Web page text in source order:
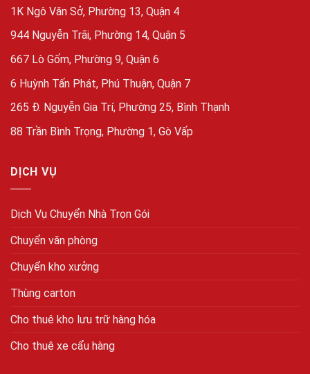
1K Ngô Văn Sở, Phường 13, Quận 4
944 Nguyễn Trãi, Phường 14, Quận 5
667 Lò Gốm, Phường 9, Quận 6
6 Huỳnh Tấn Phát, Phú Thuận, Quận 7
265 Đ. Nguyễn Gia Trí, Phường 25, Bình Thạnh
88 Trần Bình Trọng, Phường 1, Gò Vấp
DỊCH VỤ
Dịch Vụ Chuyển Nhà Trọn Gói
Chuyển văn phòng
Chuyển kho xưởng
Thùng carton
Cho thuê kho lưu trữ hàng hóa
Cho thuê xe cẩu hàng